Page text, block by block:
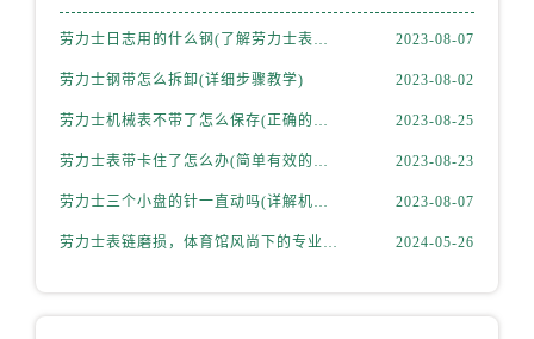
劳力士日志用的什么钢(了解劳力士表款材质选择) 2023-08-07
劳力士钢带怎么拆卸(详细步骤教学) 2023-08-02
劳力士机械表不带了怎么保存(正确的方法和注意事项) 2023-08-25
劳力士表带卡住了怎么办(简单有效的解决方法) 2023-08-23
劳力士三个小盘的针一直动吗(详解机械表小盘指针运行规律) 2023-08-07
劳力士表链磨损，体育馆风尚下的专业修复之道 2024-05-26